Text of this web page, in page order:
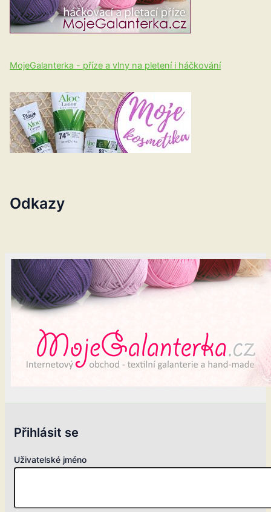
MojeGalanterka - příze a vlny na pletení i háčkování
Odkazy
Přihlásit se
Uživatelské jméno